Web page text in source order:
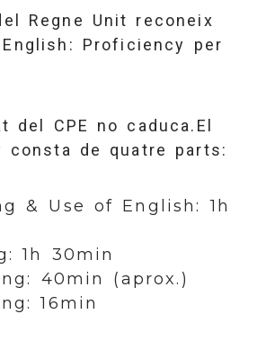
Regne Unit reconeix
English: Proficiency per
del CPE no caduca.El
consta de quatre parts:
& Use of English: 1h
1h 30min
40min (aprox.)
16min